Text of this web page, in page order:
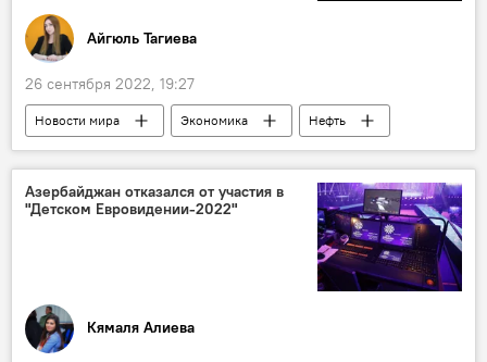
Айгюль Тагиева
26 сентября 2022, 19:27
Новости мира Экономика
Нефть
Рост цен
Азербайджан отказался от участия в
"Детском Евровидении-2022"
Кямаля Алиева